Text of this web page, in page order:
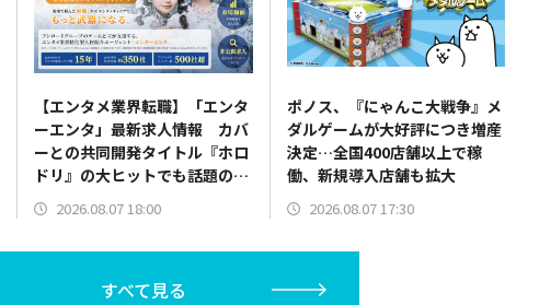
【エンタメ業界転職】「エンタ
ーエンタ」最新求人情報 カバ
ーとの共同開発タイトル『ホロ
ドリ』の大ヒットでも話題の
QualiArtsの求人情報を紹介
2026.08.07 18:00
ポノス、『にゃんこ大戦争』メ
ダルゲームが大好評につき増産
決定…全国400店舗以上で稼
働、新規導入店舗も拡大
2026.08.07 17:30
すべて見る